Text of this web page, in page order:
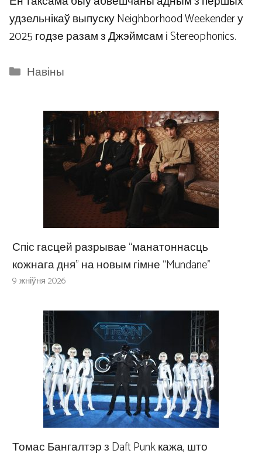
удзельнікаў выпуску Neighborhood Weekender у
2025 годзе разам з Джэймсам і Stereophonics.
Categories
Навіны
Спіс гасцей разрывае “манатоннасць
кожнага дня” на новым гімне “Mundane”
9 жніўня 2026
Томас Бангалтэр з Daft Punk кажа, што